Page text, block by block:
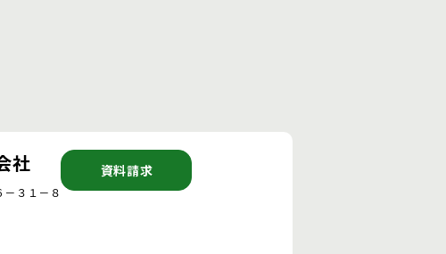
社
３１－８
資料請求